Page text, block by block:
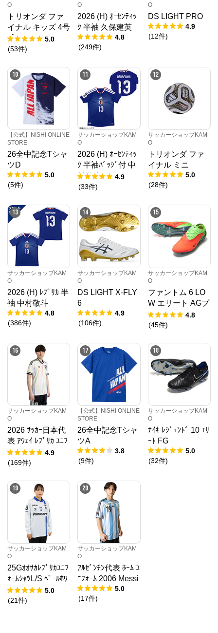
O
トリオンダ ファ
イナル キッズ 4号
球
5.0
(53件)
O
2026 (H) ｵｰｾﾝﾃｨｯ
ｸ 半袖 久保建英
4.8
(249件)
O
DS LIGHT PRO
4.9
(12件)
10
【公式】NISHI ONLINE
STORE
26全中記念Tシャ
ツD
5.0
(5件)
11
サッカーショップKAM
O
2026 (H) ｵｰｾﾝﾃｨｯ
ｸ 半袖ﾊﾞｯｼﾞ付 中
村敬斗
4.9
(33件)
12
サッカーショップKAM
O
トリオンダ ファ
イナル ミニ
5.0
(28件)
13
サッカーショップKAM
O
2026 (H) ﾚﾌﾟﾘｶ 半
袖 中村敬斗
4.8
(386件)
14
サッカーショップKAM
O
DS LIGHT X-FLY
6
4.9
(106件)
15
サッカーショップKAM
O
ファントム 6 LO
W エリート AGプ
ロ EH
4.8
(45件)
16
サッカーショップKAM
O
2026 ｻｯｶｰ日本代
表 ｱｳｪｲ ﾚﾌﾟﾘｶ ﾕﾆﾌ
ｫｰﾑ
4.9
(169件)
17
【公式】NISHI ONLINE
STORE
26全中記念Tシャ
ツA
3.8
(9件)
18
サッカーショップKAM
O
ﾅｲｷ ﾚｼﾞｪﾝﾄﾞ 10 ｴﾘ
ｰﾄ FG
5.0
(32件)
19
サッカーショップKAM
O
25Gｵｵｻｶﾚﾌﾟﾘｶﾕﾆﾌ
ｫｰﾑｼｬﾂL/S ﾍﾟｰﾙﾎﾜ
ｲﾄ
5.0
(21件)
20
サッカーショップKAM
O
ｱﾙｾﾞﾝﾁﾝ代表 ﾎｰﾑ ﾕ
ﾆﾌｫｰﾑ 2006 Messi
5.0
(17件)
メガスポーツ公式サイト
公式ECサイト
※外部サイトが開きます
メガスポーツ公式サイトからのコメント
スポーツ・アウトドア用品ならスポーツオーソリテ
ィ。ランニング、野球、サッカー、バスケ、ライトレ
ジャーと各ブランドの新商品を多数ご紹介！